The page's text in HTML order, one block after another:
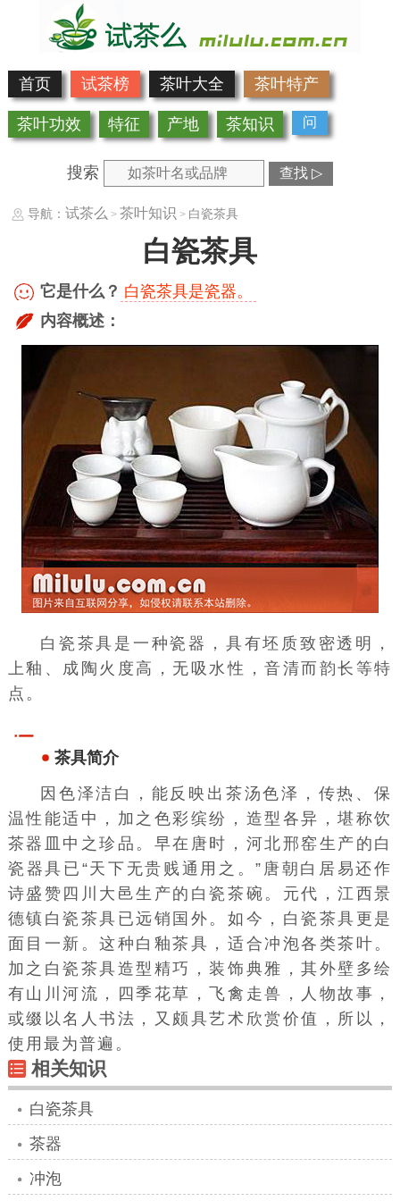
首页 试茶榜 茶叶大全 茶叶特产
茶叶功效 特征 产地 茶知识 问
搜索 查找 ▷
导航： 试茶么 > 茶叶知识 > 白瓷茶具
白瓷茶具
它是什么？ 白瓷茶具是瓷器。
内容概述：
白瓷茶具是一种瓷器，具有坯质致密透明，
上釉、成陶火度高，无吸水性，音清而韵长等特
点。
茶具简介
因色泽洁白，能反映出茶汤色泽，传热、保
温性能适中，加之 色彩缤纷 ，造型各异，堪称饮
茶器皿中之珍品。早在唐时，河北邢窑生产的白
瓷器具已“天下无贵贱通用之。”唐朝 白居易还作
诗盛赞四川大邑生产的白瓷茶碗。元代，江西景
德镇白瓷茶具已远销国外。如今，白瓷茶具更是
面目一新。这种白釉茶具，适合冲泡各类茶叶。
加之白瓷茶具造型精巧，装饰典雅，其外壁多绘
有山川河流，四季花草，飞禽走兽，人物故事，
或缀以名人书法，又颇具艺术欣赏价值，所以，
使用最为普遍。
相关知识
白瓷茶具
茶器
冲泡